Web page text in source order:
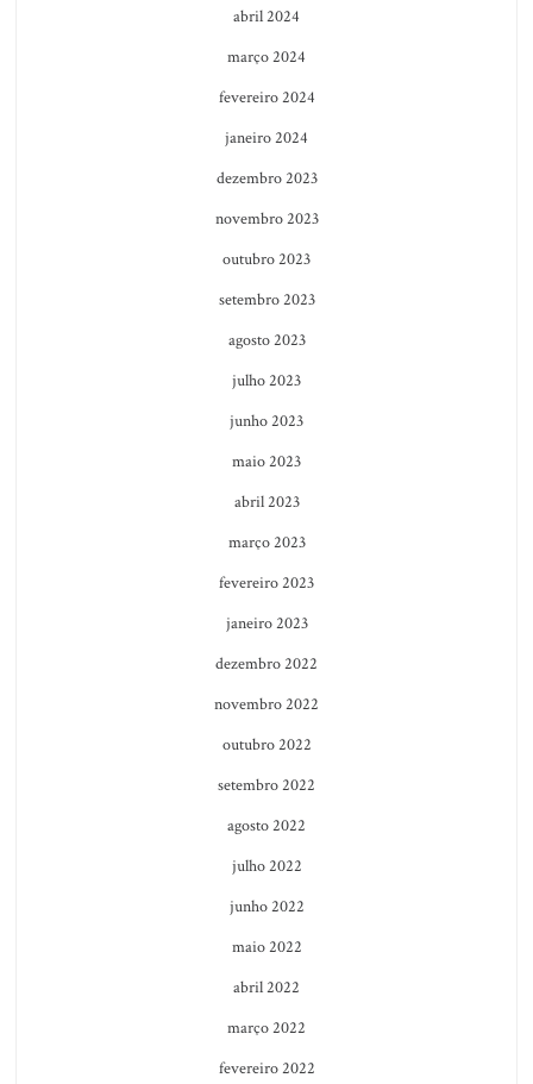
abril 2024
março 2024
fevereiro 2024
janeiro 2024
dezembro 2023
novembro 2023
outubro 2023
setembro 2023
agosto 2023
julho 2023
junho 2023
maio 2023
abril 2023
março 2023
fevereiro 2023
janeiro 2023
dezembro 2022
novembro 2022
outubro 2022
setembro 2022
agosto 2022
julho 2022
junho 2022
maio 2022
abril 2022
março 2022
fevereiro 2022